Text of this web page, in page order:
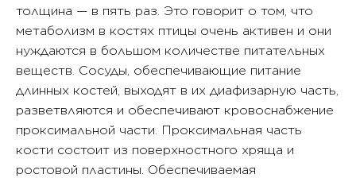
толщина — в пять раз. Это говорит о том, что
метаболизм в костях птицы очень активен и они
нуждаются в большом количестве питательных
веществ. Сосуды, обеспечивающие питание
длинных костей, выходят в их диафизарную часть,
разветвляются и обеспечивают кровоснабжение
проксимальной части. Проксимальная часть
кости состоит из поверхностного хряща и
ростовой пластины. Обеспечиваемая